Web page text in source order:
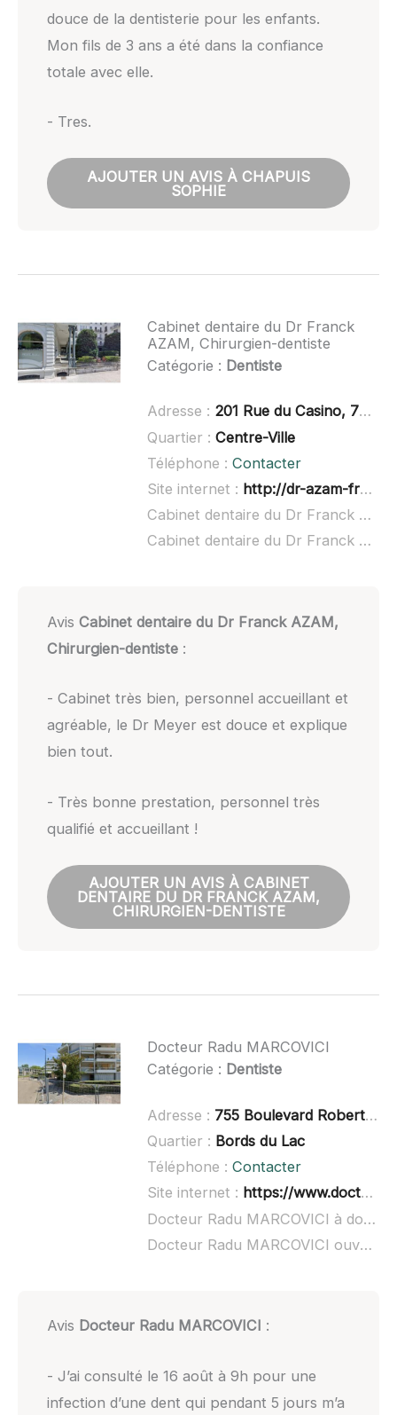
douce de la dentisterie pour les enfants.
Mon fils de 3 ans a été dans la confiance
totale avec elle.
- Tres.
AJOUTER UN AVIS À CHAPUIS
SOPHIE
Cabinet dentaire du Dr Franck
AZAM, Chirurgien-dentiste
Catégorie : Dentiste
Adresse : 201 Rue du Casino, 73100 Aix-les-Bains
Quartier : Centre-Ville
Téléphone : Contacter
Site internet : http://dr-azam-franck.chirurgiens-dentistes.fr/
Cabinet dentaire du Dr Franck AZAM, Chirurgien-dentiste à domicile :
Cabinet dentaire du Dr Franck AZAM, Chirurgien-dentiste ouvert dimanche :
Avis Cabinet dentaire du Dr Franck AZAM,
Chirurgien-dentiste:
- Cabinet très bien, personnel accueillant et
agréable, le Dr Meyer est douce et explique
bien tout.
- Très bonne prestation, personnel très
qualifié et accueillant !
AJOUTER UN AVIS À CABINET
DENTAIRE DU DR FRANCK AZAM,
CHIRURGIEN-DENTISTE
Docteur Radu MARCOVICI
Catégorie : Dentiste
Adresse : 755 Boulevard Robert Barrier, 73100 Aix-les-Bains
Quartier : Bords du Lac
Téléphone : Contacter
Site internet : https://www.doctolib.fr/dentiste/aix-les-bains/radu-marcovici-aix-les-bains
Docteur Radu MARCOVICI à domicile :
Docteur Radu MARCOVICI ouvert dimanche :
Avis Docteur Radu MARCOVICI :
- J’ai consulté le 16 août à 9h pour une
infection d’une dent qui pendant 5 jours m’a